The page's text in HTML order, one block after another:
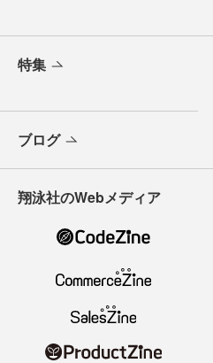
特集
ブログ
翔泳社のWebメディア